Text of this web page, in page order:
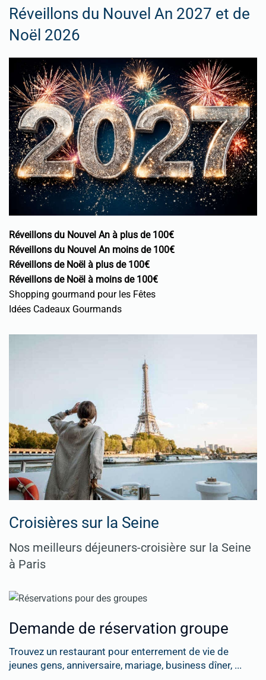
Réveillons du Nouvel An 2027 et de
Noël 2026
Réveillons du Nouvel An à plus de 100€
Réveillons du Nouvel An moins de 100€
Réveillons de Noël à plus de 100€
Réveillons de Noël à moins de 100€
Shopping gourmand pour les Fêtes
Idées Cadeaux Gourmands
Croisières sur la Seine
Nos meilleurs déjeuners-croisière sur la Seine
à Paris
Demande de réservation groupe
Trouvez un restaurant pour enterrement de vie de
jeunes gens, anniversaire, mariage, business dîner, ...